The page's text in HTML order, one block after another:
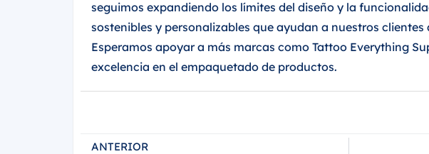
seguimos expandiendo los límites del diseño y la
sostenibles y personalizables que ayudan a nuestros clientes
Esperamos apoyar a más marcas como Tattoo Everything
excelencia en el empaquetado de productos.
ANTERIOR